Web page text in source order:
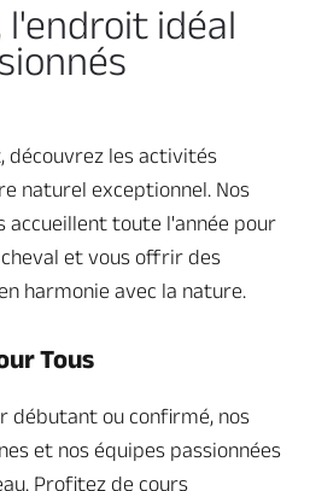
l'endroit idéal
découvrez les activités
naturel exceptionnel. Nos
accueillent toute l'année pour
et vous offrir des
harmonie avec la nature.
Tous
débutant ou confirmé, nos
et nos équipes passionnées
Profitez de cours